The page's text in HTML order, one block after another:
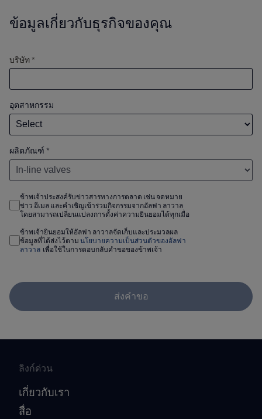
ข้อมูลเกี่ยวกับธุรกิจของคุณ
บริษัท *
อุตสาหกรรม
ผลิตภัณฑ์ *
ข้าพเจ้าประสงค์รับข่าวสารทางการตลาด เช่น จดหมาย
ข่าว อีเมล และคำเชิญเข้าร่วมกิจกรรมจากอัลฟา ลาวาล
โดยสามารถเปลี่ยนแปลงการตั้งค่าความยินยอมได้ทุกเมื่อ
ข้าพเจ้ายินยอมให้อัลฟา ลาวาลจัดเก็บและประมวลผล
ข้อมูลที่ได้ส่งไว้ตามนโยบายความเป็นส่วนตัวของอัลฟา
ลาวาล เพื่อใช้ในการตอบกลับคำขอของข้าพเจ้า
ส่งคำขอ
ลิงก์ด่วน
เกี่ยวกับเรา
สื่อ